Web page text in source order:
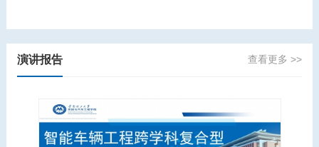
演讲报告 查看更多 >>